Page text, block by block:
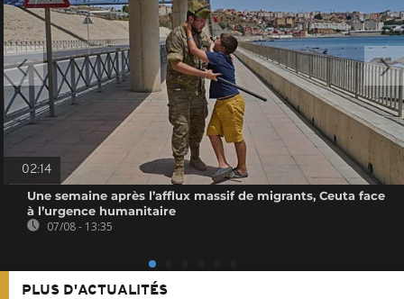
02:14
Une semaine après l’afflux massif de migrants, Ceuta face
à l’urgence humanitaire
07/08 - 13:35
PLUS D'ACTUALITÉS